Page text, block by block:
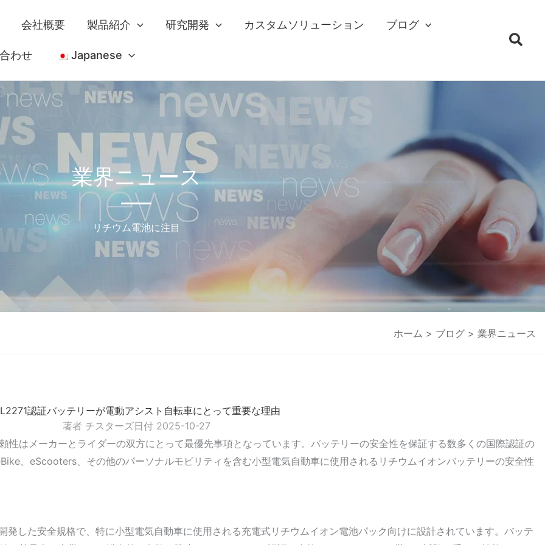
会社概要 製品紹介 研究開発 カスタムソリューション ブログ
わせ Japanese
業界ニュース
リチウム電池に注目
ホーム > ブログ > 業界ニュース
認証バッテリーが電動アシスト自転車にとって重要な理由
著者チスターズ日付 2025-10-27
性はメーカーとライダーの双方にとって最優先事項となっています。バッテリーの安全性を保証する数多くの国際認証の
、eScooters、その他のパーソナルモビリティを含む小型電気自動車に使用されるリチウムイオンバッテリーの安全性
した安全規格で、特に小型電気自動車に使用される充電式リチウムイオン電池パック向けに設計されています。バッテ